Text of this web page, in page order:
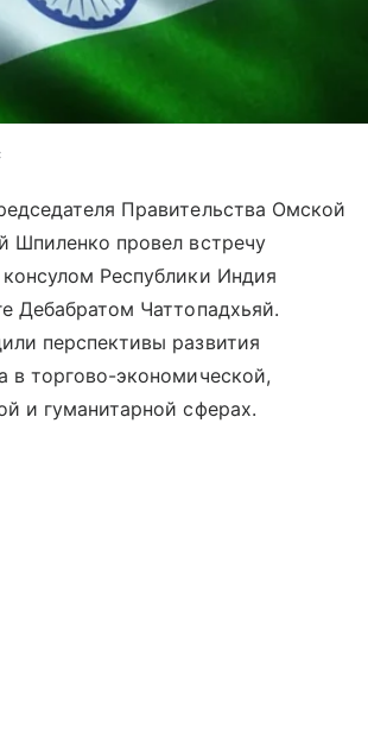
Правительства Омской
Шпиленко провел встречу
Республики Индия
Дебабратом Чаттопадхьяй.
перспективы развития
в торгово-экономической,
и гуманитарной сферах.